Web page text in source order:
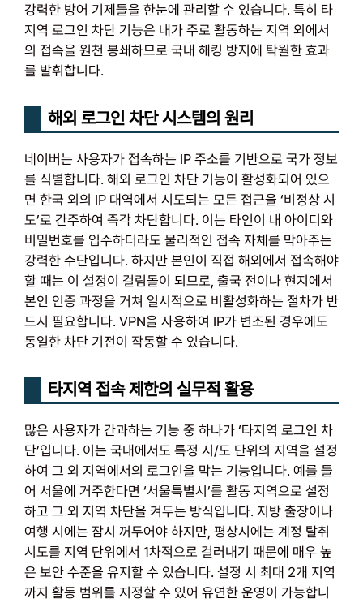
강력한 방어 기제들을 한눈에 관리할 수 있습니다. 특히 타
지역 로그인 차단 기능은 내가 주로 활동하는 지역 외에서
의 접속을 원천 봉쇄하므로 국내 해킹 방지에 탁월한 효과
를 발휘합니다.
해외 로그인 차단 시스템의 원리
네이버는 사용자가 접속하는 IP 주소를 기반으로 국가 정보
를 식별합니다. 해외 로그인 차단 기능이 활성화되어 있으
면 한국 외의 IP 대역에서 시도되는 모든 접근을 ‘비정상 시
도’로 간주하여 즉각 차단합니다. 이는 타인이 내 아이디와
비밀번호를 입수하더라도 물리적인 접속 자체를 막아주는
강력한 수단입니다. 하지만 본인이 직접 해외에서 접속해야
할 때는 이 설정이 걸림돌이 되므로, 출국 전이나 현지에서
본인 인증 과정을 거쳐 일시적으로 비활성화하는 절차가 반
드시 필요합니다. VPN을 사용하여 IP가 변조된 경우에도
동일한 차단 기전이 작동할 수 있습니다.
타지역 접속 제한의 실무적 활용
많은 사용자가 간과하는 기능 중 하나가 ‘타지역 로그인 차
단’입니다. 이는 국내에서도 특정 시/도 단위의 지역을 설정
하여 그 외 지역에서의 로그인을 막는 기능입니다. 예를 들
어 서울에 거주한다면 ‘서울특별시’를 활동 지역으로 설정
하고 그 외 지역 차단을 켜두는 방식입니다. 지방 출장이나
여행 시에는 잠시 꺼두어야 하지만, 평상시에는 계정 탈취
시도를 지역 단위에서 1차적으로 걸러내기 때문에 매우 높
은 보안 수준을 유지할 수 있습니다. 설정 시 최대 2개 지역
까지 활동 범위를 지정할 수 있어 유연한 운영이 가능합니